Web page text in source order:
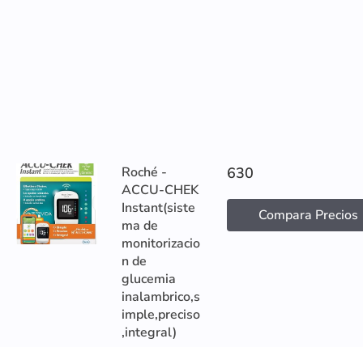
Roché -
ACCU-CHEK
Instant(siste
ma de
monitorizacio
n de
glucemia
inalambrico,s
imple,preciso
,integral)
630
Compara Precios